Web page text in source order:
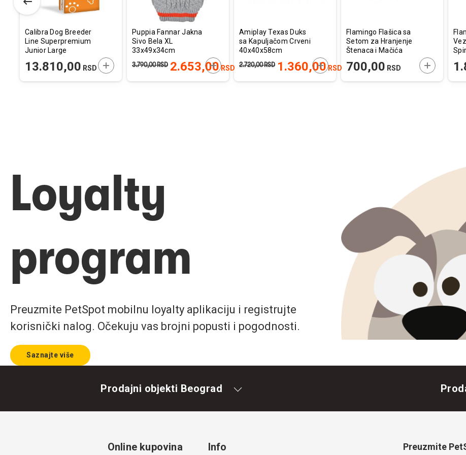
U KORPU
Calibra Dog Breeder
Line Superpremium
Junior Large
13.810,00 RSD DODAJTE U KORPU
Puppia Fannar Jakna
Sivo Bela XL
33x49x34cm
2.653,00RSD
3.790,00RSD DODAJTE U KORPU
Amiplay Texas Duks
sa Kapuljačom Crveni
40x40x58cm
1.360,00RSD
2.720,00RSD DODAJTE U KORPU
Flamingo Flašica sa
Setom za Hranjenje
Štenaca i Mačića
700,00 RSD DODAJTE
Loyalty
program
Preuzmite PetSpot mobilnu loyalty aplikaciju i registrujte
korisnički nalog. Očekuju vas brojni popusti i pogodnosti.
Saznajte više
Prodajni objekti Beograd
Online kupovina Info Preuzmite